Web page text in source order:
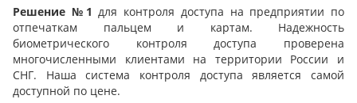
Решение №1 для контроля доступа на предприятии по
отпечаткам пальцем и картам. Надежность
биометрического контроля доступа проверена
многочисленными клиентами на территории России и
СНГ. Наша система контроля доступа является самой
доступной по цене.